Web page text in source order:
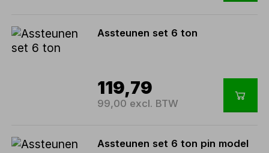
Assteunen set 6 ton
119,79
99,00 excl. BTW
Assteunen set 6 ton pin model